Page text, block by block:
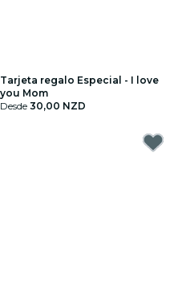
Tarjeta regalo Especial - I love
you Mom
Desde 30,00 NZD